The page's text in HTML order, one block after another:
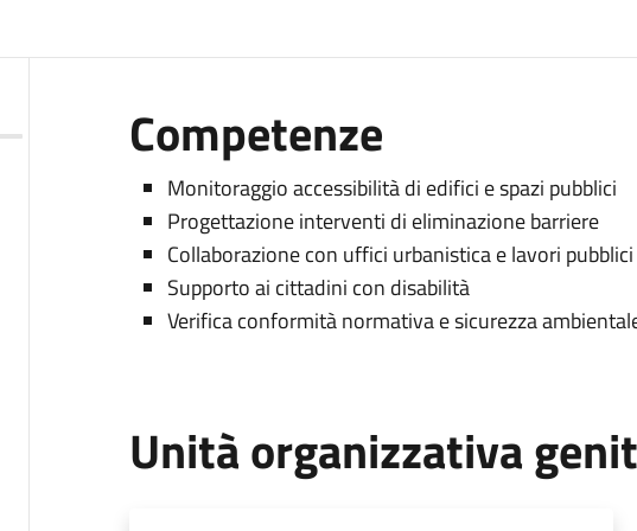
Competenze
Monitoraggio accessibilità di edifici e spazi pubblici
Progettazione interventi di eliminazione barriere
Collaborazione con uffici urbanistica e lavori pubblici
Supporto ai cittadini con disabilità
Verifica conformità normativa e sicurezza
Unità organizzativa